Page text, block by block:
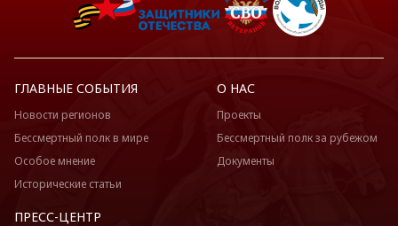
ГЛАВНЫЕ СОБЫТИЯ
Новости регионов
Бессмертный полк в мире
Особое мнение
Исторические статьи
О НАС
Проекты
Бессмертный полк за рубежом
Документы
ПРЕСС-ЦЕНТР